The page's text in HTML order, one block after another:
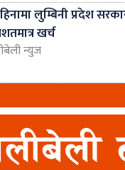
लुम्बिनी प्रदेश
खर्च
न्युज